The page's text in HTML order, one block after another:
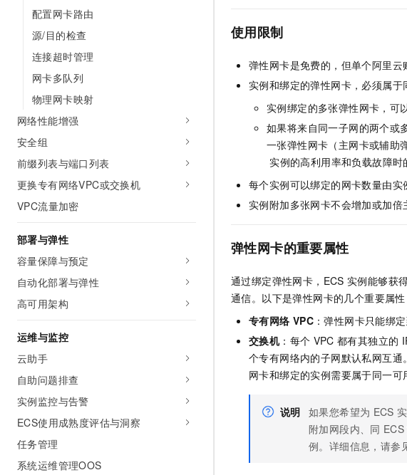
配置网卡路由
源/目的检查
连接超时管理
网卡多队列
物理网卡映射
网络性能增强
安全组
前缀列表与端口列表
更换专有网络VPC或交换机
VPC流量加密
部署与弹性
容量保障与预定
自动化部署与弹性
高可用架构
运维与监控
云助手
自助问题排查
实例监控与告警
ECS使用成熟度评估与洞察
任务管理
系统运维管理OOS
使用限制
弹性网卡是免费的，但单个阿里
实例和绑定的弹性网卡，必须属于
实例绑定的多张弹性网卡，可
如果将来自同一子网的两个或
一张弹性网卡（主网卡或辅助
实例的高利用率和负载故障
每个实例可以绑定的网卡数量由
实例附加多张网卡不会增加或加
弹性网卡的重要属性
通过绑定弹性网卡，ECS 实例能够获
通信。以下是弹性网卡的几个重要属性
专有网络 VPC ：弹性网卡只能绑
交换机：每个 VPC 都有其独立的
个专有网络内的子网默认私网互
网卡和绑定的实例需要属于同一可
说明 如果您希望为 ECS
附加网段内、同 ECS
例。详细信息，请参